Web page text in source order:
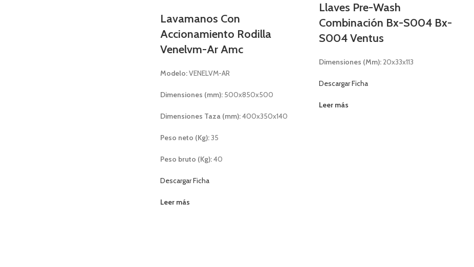
Lavamanos Con
Accionamiento Rodilla
Venelvm-Ar Amc
Modelo:VENELVM-AR
Dimensiones (mm):500x850x500
Dimensiones Taza (mm):400x350x140
Peso neto (Kg):35
Peso bruto (Kg):40
Descargar Ficha
Leer más
Llaves Pre-Wash
Combinación Bx-S004 Bx-
S004 Ventus
Dimensiones (Mm):20x33x113
Descargar Ficha
Leer más